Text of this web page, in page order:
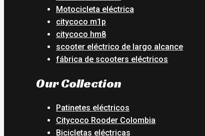
Motocicleta eléctrica
citycoco m1p
citycoco hm8
scooter eléctrico de largo alcance
fábrica de scooters eléctricos
Our Collection
Patinetes eléctricos
Citycoco Rooder Colombia
Bicicletas eléctricas